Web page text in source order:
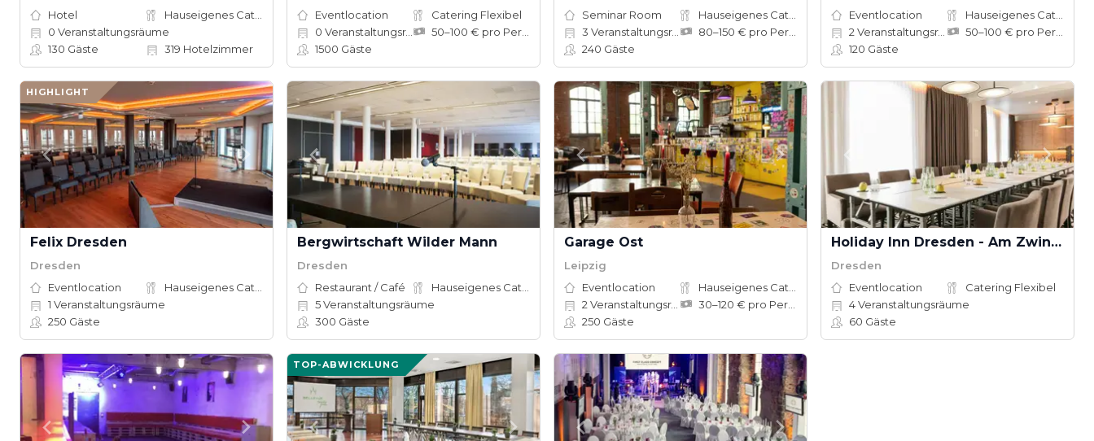
Hotel
0 Veranstaltungsräume
130 Gäste 319 Hotelzimmer
Eventlocation
Catering Flexibel
0 Veranstaltungsräume
1500 Gäste
Seminar Room
3 Veranstaltungsräume
240 Gäste
Eventlocation
2 Veranstaltungsräume
120 Gäste
HIGHLIGHT
Felix Dresden
Dresden
Eventlocation
1 Veranstaltungsräume
250 Gäste
Bergwirtschaft Wilder Mann
Dresden
Restaurant / Café
5Veranstaltungsräume
300 Gäste
Garage Ost
Leipzig
Eventlocation
2 Veranstaltungsräume
250 Gäste
Holiday Inn Dresden - Am Zwinger
Dresden
Eventlocation
Catering Flexibel
4Veranstaltungsräume
60 Gäste
TOP-ABWICKLUNG